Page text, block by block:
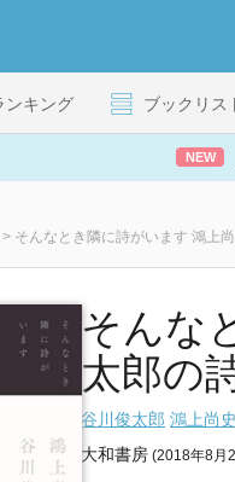
ンキング ブックリス
NEW
> そんなとき隣に詩がいます 鴻上
そんな
太郎の
谷川俊太郎 鴻上尚史
大和書房 (2018年8月